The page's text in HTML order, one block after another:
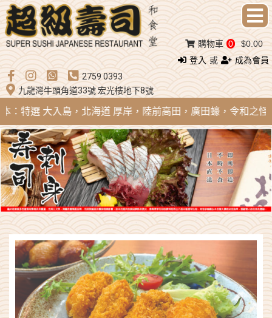
登入 或
成為會員
2759 0393
九龍灣牛頭角道33號 宏光樓地下8號
購物車 0 $0.00
：特選 大入島，北海道 厚岸，陸前高田，廣田蠔，令和之